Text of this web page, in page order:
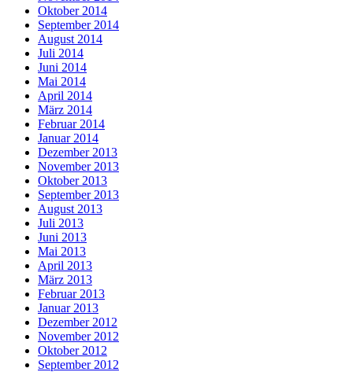
Oktober 2014
September 2014
August 2014
Juli 2014
Juni 2014
Mai 2014
April 2014
März 2014
Februar 2014
Januar 2014
Dezember 2013
November 2013
Oktober 2013
September 2013
August 2013
Juli 2013
Juni 2013
Mai 2013
April 2013
März 2013
Februar 2013
Januar 2013
Dezember 2012
November 2012
Oktober 2012
September 2012